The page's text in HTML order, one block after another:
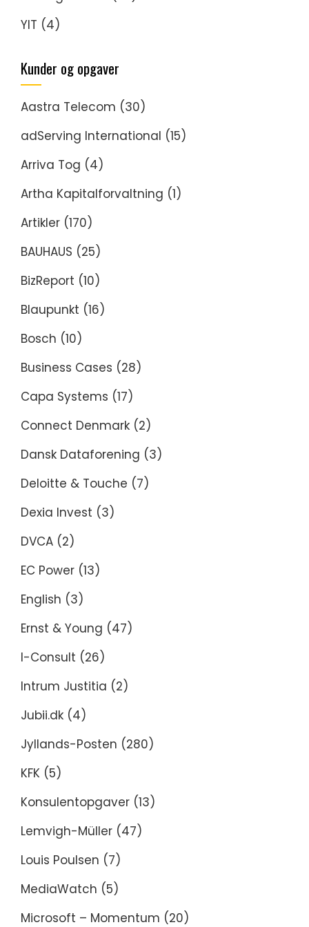
YIT (4)
Kunder og opgaver
Aastra Telecom (30)
adServing International (15)
Arriva Tog (4)
Artha Kapitalforvaltning (1)
Artikler (170)
BAUHAUS (25)
BizReport (10)
Blaupunkt (16)
Bosch (10)
Business Cases (28)
Capa Systems (17)
Connect Denmark (2)
Dansk Dataforening (3)
Deloitte & Touche (7)
Dexia Invest (3)
DVCA (2)
EC Power (13)
English (3)
Ernst & Young (47)
I-Consult (26)
Intrum Justitia (2)
Jubii.dk (4)
Jyllands-Posten (280)
KFK (5)
Konsulentopgaver (13)
Lemvigh-Müller (47)
Louis Poulsen (7)
MediaWatch (5)
Microsoft – Momentum (20)